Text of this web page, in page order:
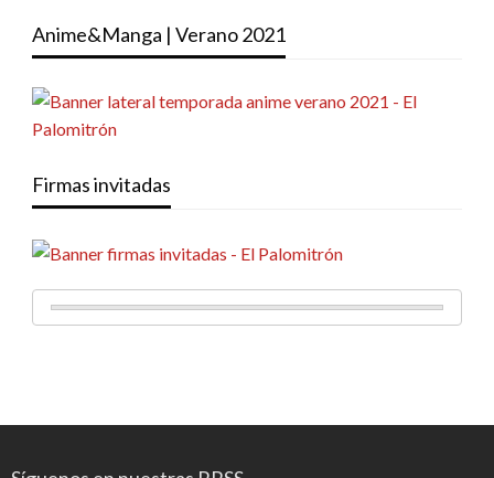
Anime&Manga | Verano 2021
Firmas invitadas